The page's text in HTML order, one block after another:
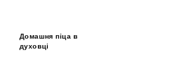
Домашня піца в
духовці